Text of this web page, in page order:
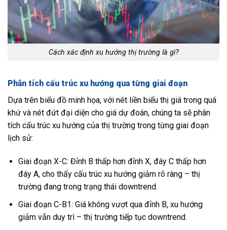
Cách xác định xu hướng thị trường là gì?
Phân tích cấu trúc xu hướng qua từng giai đoạn
Dựa trên biểu đồ minh họa, với nét liền biểu thị giá trong quá
khứ và nét đứt đại diện cho giá dự đoán, chúng ta sẽ phân
tích cấu trúc xu hướng của thị trường trong từng giai đoạn
lịch sử:
Giai đoạn X-C: Đỉnh B thấp hơn đỉnh X, đáy C thấp hơn
đáy A, cho thấy cấu trúc xu hướng giảm rõ ràng – thị
trường đang trong trạng thái downtrend.
Giai đoạn C-B1: Giá không vượt qua đỉnh B, xu hướng
giảm vẫn duy trì – thị trường tiếp tục downtrend.